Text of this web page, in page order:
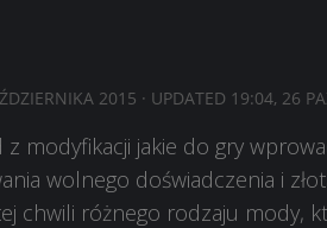
2015 · UPDATED 19:04, 26
z modyfikacji jakie do gry
wolnego doświadczenia i
chwili różnego rodzaju mody,